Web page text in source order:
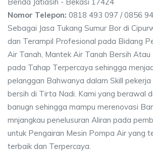
Nomor Telepon: 0818 493 097 / 0856
Sebagai Jasa Tukang Sumur Bor di
dan Terampil Profesional pada Bidang
Air Tanah, Mantek Air Tanah Bersih
pada Tahap Terpercaya sehingga
pelanggan Bahwanya dalam Skill
bersih di Tirta Nadi. Kami yang berawal
banugn sehingga mampu merenovasi
mnjangkau penelusuran Aliran pada
untuk Pengairan Mesin Pompa Air yang
terbaik dan Terpercaya.